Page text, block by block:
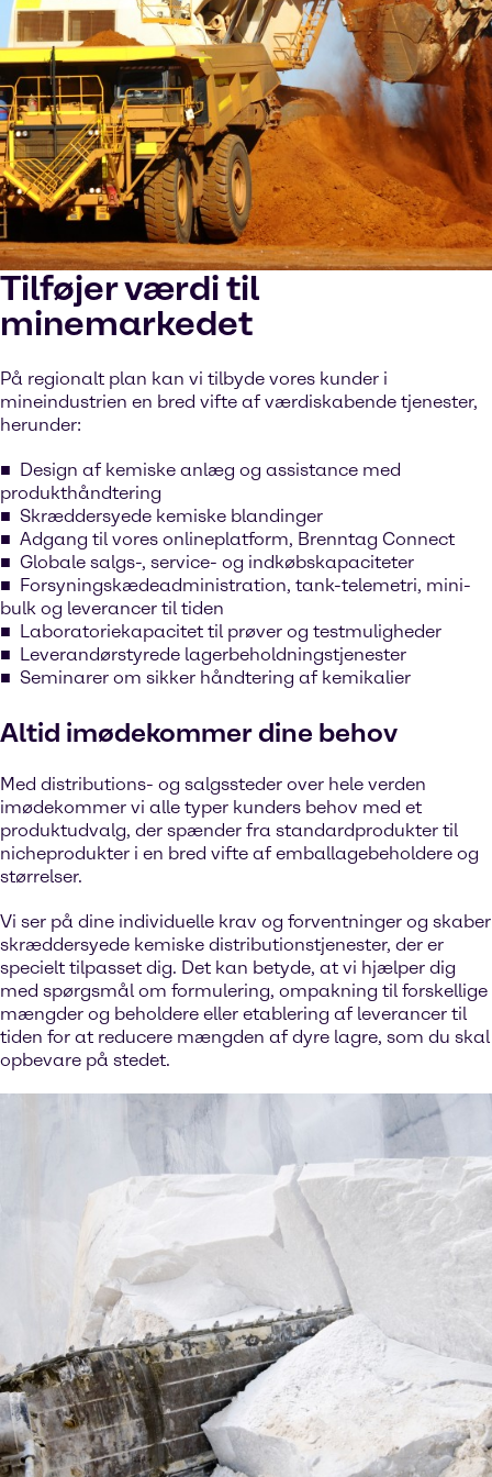
Tilføjer værdi til
minemarkedet
På regionalt plan kan vi tilbyde vores kunder i
mineindustrien en bred vifte af værdiskabende tjenester,
herunder:
Design af kemiske anlæg og assistance med
produkthåndtering
Skræddersyede kemiske blandinger
Adgang til vores onlineplatform, Brenntag Connect
Globale salgs-, service- og indkøbskapaciteter
Forsyningskædeadministration, tank-telemetri, mini-
bulk og leverancer til tiden
Laboratoriekapacitet til prøver og testmuligheder
Leverandørstyrede lagerbeholdningstjenester
Seminarer om sikker håndtering af kemikalier
Altid imødekommer dine behov
Med distributions- og salgssteder over hele verden
imødekommer vi alle typer kunders behov med et
produktudvalg, der spænder fra standardprodukter til
nicheprodukter i en bred vifte af emballagebeholdere og
størrelser.
Vi ser på dine individuelle krav og forventninger og skaber
skræddersyede kemiske distributionstjenester, der er
specielt tilpasset dig. Det kan betyde, at vi hjælper dig
med spørgsmål om formulering, ompakning til forskellige
mængder og beholdere eller etablering af leverancer til
tiden for at reducere mængden af dyre lagre, som du skal
opbevare på stedet.